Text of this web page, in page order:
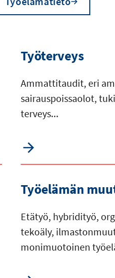
Työterveys
Ammattitaudit, eri
sairauspoissaolot,
terveys...
Työelämän
Etätyö, hybridityö,
tekoäly,
monimuotoinen